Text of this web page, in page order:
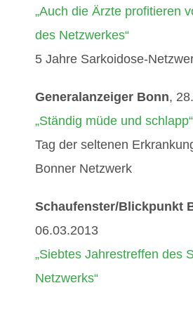
„Auch die Ärzte profitieren
des Netzwerkes“
5 Jahre Sarkoidose-
Generalanzeiger Bonn,
„Ständig müde und schlapp“
Tag der seltenen
Bonner Netzwerk
Schaufenster/Blickpunkt
06.03.2013
„Siebtes Jahrestreffen des
Netzwerks“